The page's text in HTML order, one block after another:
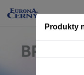
Produkty